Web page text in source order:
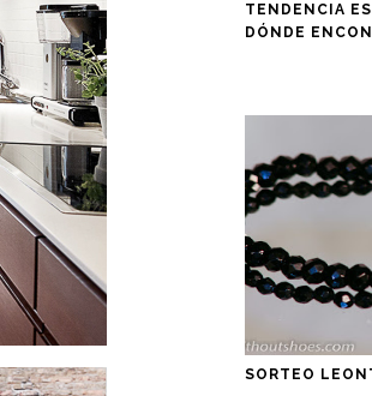
TENDENCIA
DÓNDE
SORTEO